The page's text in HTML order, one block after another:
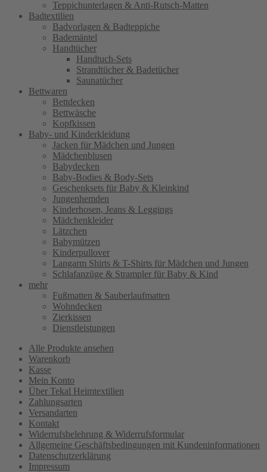
Teppichunterlagen & Anti-Rutsch-Matten
Badtextilien
Badvorlagen & Badteppiche
Bademäntel
Handtücher
Handtuch-Sets
Strandtücher & Badetücher
Saunatücher
Bettwaren
Bettdecken
Bettwäsche
Kopfkissen
Baby- und Kinderkleidung
Jacken für Mädchen und Jungen
Mädchenblusen
Babydecken
Baby-Bodies & Body-Sets
Geschenksets für Baby & Kleinkind
Jungenhemden
Kinderhosen, Jeans & Leggings
Mädchenkleider
Lätzchen
Babymützen
Kinderpullover
Langarm Shirts & T-Shirts für Mädchen und Jungen
Schlafanzüge & Strampler für Baby & Kind
mehr
Fußmatten & Sauberlaufmatten
Wohndecken
Zierkissen
Dienstleistungen
Alle Produkte ansehen
Warenkorb
Kasse
Mein Konto
Über Tekal Heimtextilien
Zahlungsarten
Versandarten
Kontakt
Widerrufsbelehrung & Widerrufsformular
Allgemeine Geschäftsbedingungen mit Kundeninformationen
Datenschutzerklärung
Impressum